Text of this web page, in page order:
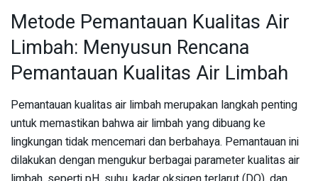
Metode Pemantauan Kualitas Air
Limbah: Menyusun Rencana
Pemantauan Kualitas Air Limbah
Pemantauan kualitas air limbah merupakan langkah penting
untuk memastikan bahwa air limbah yang dibuang ke
lingkungan tidak mencemari dan berbahaya. Pemantauan ini
dilakukan dengan mengukur berbagai parameter kualitas air